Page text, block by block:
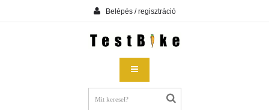
Belépés / regisztráció